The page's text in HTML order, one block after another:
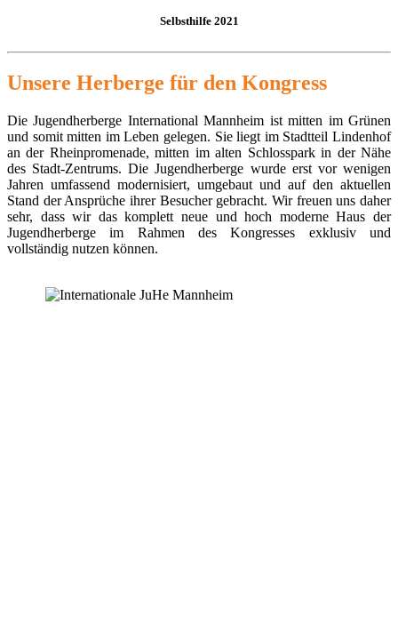
Selbsthilfe 2021
Unsere Herberge für den Kongress
Die Jugendherberge International Mannheim ist mitten im Grünen
und somit mitten im Leben gelegen. Sie liegt im Stadtteil Lindenhof
an der Rheinpromenade, mitten im alten Schlosspark in der Nähe
des Stadt-Zentrums. Die Jugendherberge wurde erst vor wenigen
Jahren umfassend modernisiert, umgebaut und auf den aktuellen
Stand der Ansprüche ihrer Besucher gebracht. Wir freuen uns daher
sehr, dass wir das komplett neue und hoch moderne Haus der
Jugendherberge im Rahmen des Kongresses exklusiv und
vollständig nutzen können.